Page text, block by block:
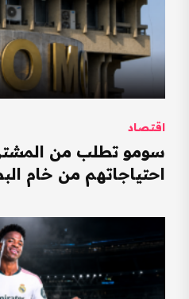
اقتصاد
سومو تطلب من
احتياجاتهم من خام